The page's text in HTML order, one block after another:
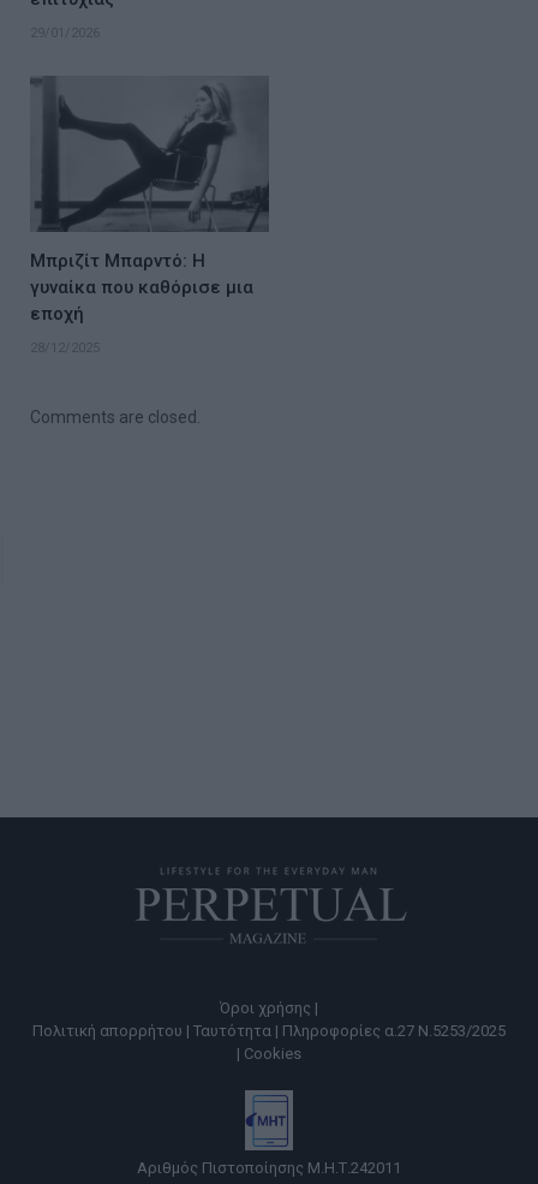
29/01/2026
Μπριζίτ Μπαρντό: Η
γυναίκα που καθόρισε μια
εποχή
28/12/2025
Comments are closed.
Όροι χρήσης |
Πολιτική απορρήτου | Ταυτότητα | Πληροφορίες α.27 Ν.5253/2025
| Cookies
Αριθμός Πιστοποίησης Μ.Η.Τ.242011